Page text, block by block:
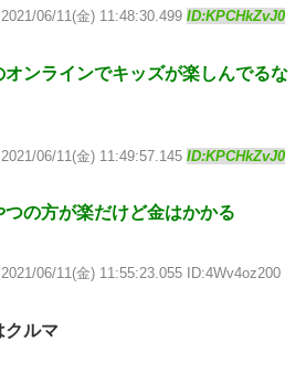
2021/06/11(金) 11:48:30.499 ID:KPCHkZvJ0
ンラインでキッズが楽しんでるな
2021/06/11(金) 11:49:57.145 ID:KPCHkZvJ0
の方が楽だけど金はかかる
2021/06/11(金) 11:55:23.055 ID:4Wv4oz200
クルマ